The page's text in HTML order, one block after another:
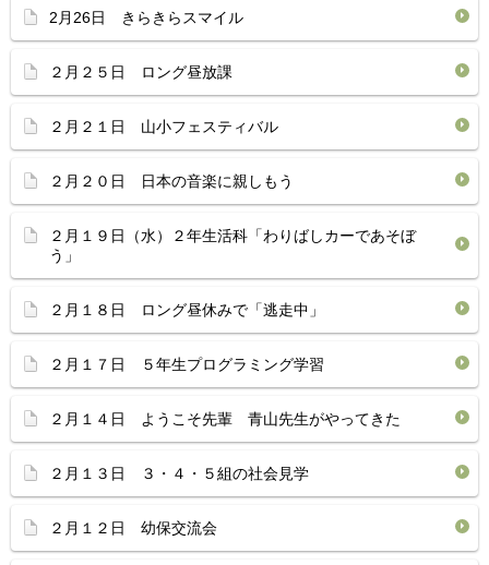
2月26日 きらきらスマイル
２月２５日 ロング昼放課
２月２１日 山小フェスティバル
２月２０日 日本の音楽に親しもう
２月１９日（水）２年生活科「わりばしカーであそぼ
う」
２月１８日 ロング昼休みで「逃走中」
２月１７日 ５年生プログラミング学習
２月１４日 ようこそ先輩 青山先生がやってきた
２月１３日 ３・４・５組の社会見学
２月１２日 幼保交流会